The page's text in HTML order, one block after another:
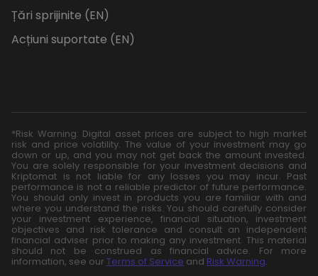
Țări sprijinite (EN)
Acțiuni suportate (EN)
*Risk Warning: Digital asset prices are subject to high market
risk and price volatility. The value of your investment may go
down or up, and you may not get back the amount invested.
You are solely responsible for your investment decisions and
Kriptomat is not liable for any losses you may incur. Past
performance is not a reliable predictor of future performance.
You should only invest in products you are familiar with and
where you understand the risks. You should carefully consider
your investment experience, financial situation, investment
objectives and risk tolerance and consult an independent
financial adviser prior to making any investment. This material
should not be construed as financial advice. For more
information, see our Terms of Service and Risk Warning.